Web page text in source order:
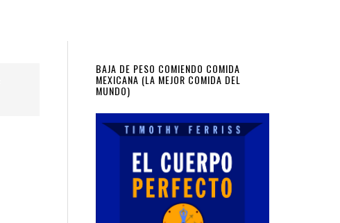
Primary
Sidebar
BAJA DE PESO COMIENDO COMIDA
MEXICANA (LA MEJOR COMIDA DEL
MUNDO)